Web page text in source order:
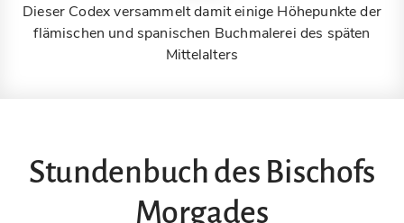
Dieser Codex versammelt damit einige Höhepunkte der
flämischen und spanischen Buchmalerei des späten
Mittelalters
Stundenbuch des Bischofs
Morgades